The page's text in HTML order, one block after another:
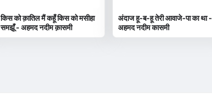
किस को क़ातिल मैं कहूँ किस को मसीहा
समझूँ - अहमद नदीम क़ासमी
अंदाज हू-ब-हू तेरी आवाजे-पा का था -
अहमद नदीम कासमी